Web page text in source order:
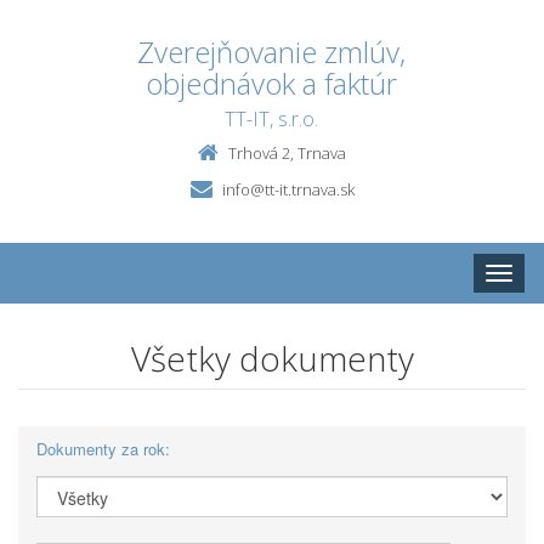
Zverejňovanie zmlúv,
objednávok a faktúr
TT-IT, s.r.o.
Trhová 2, Trnava
info@tt-it.trnava.sk
Toggle
Všetky dokumenty
Dokumenty za rok: